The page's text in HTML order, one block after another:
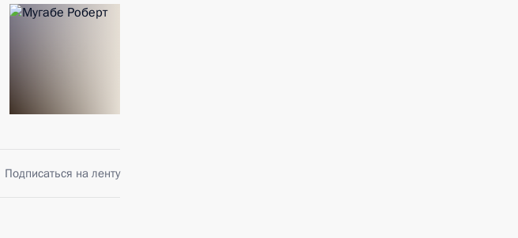
Подписаться на ленту